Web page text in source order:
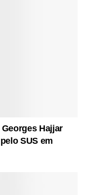
Hajjar
SUS em